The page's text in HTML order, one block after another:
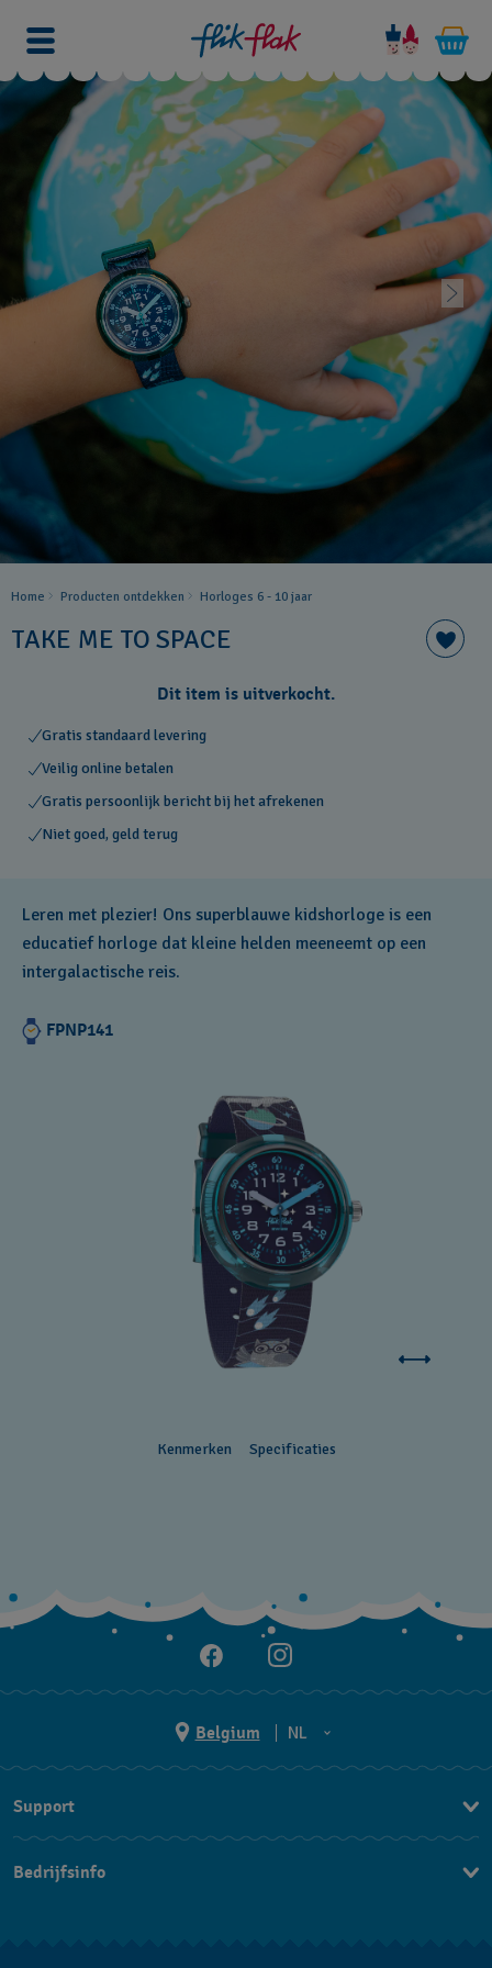
Home Producten ontdekken Horloges 6 - 10 jaar
TAKE ME TO SPACE
Dit item is uitverkocht.
Gratis standaard levering
Veilig online betalen
Gratis persoonlijk bericht bij het afrekenen
Niet goed, geld terug
Leren met plezier! Ons superblauwe kidshorloge is een
educatief horloge dat kleine helden meeneemt op een
intergalactische reis.
FPNP141
Kenmerken Specificaties
Belgium
NL
NL
Support
FAQ
Bedrijfsinfo